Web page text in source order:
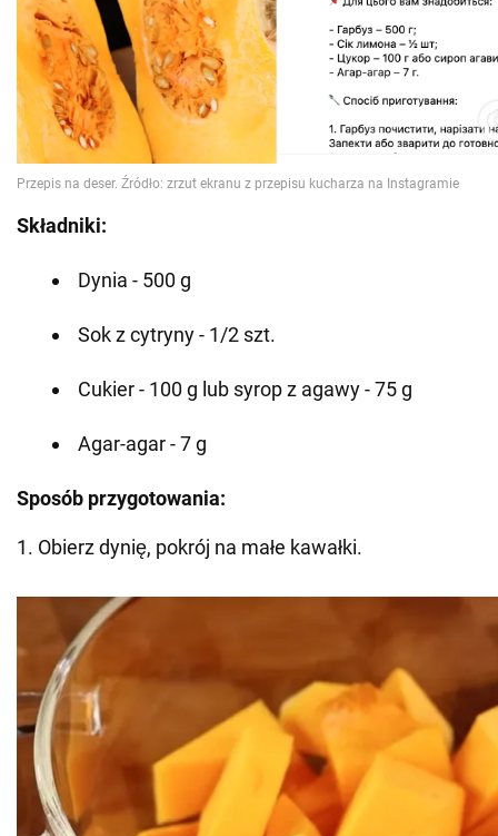
Składniki:
Dynia - 500 g
Sok z cytryny - 1/2 szt.
Cukier - 100 g lub syrop z agawy - 75 g
Agar-agar - 7 g
Sposób przygotowania:
1. Obierz dynię, pokrój na małe kawałki.